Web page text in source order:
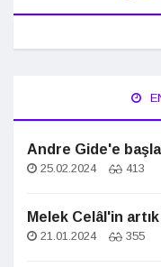
Andre Gide'e
25.02.2024 413
Melek Celâl'in
21.01.2024 355